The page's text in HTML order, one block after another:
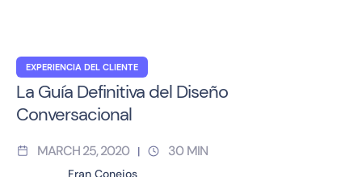
EXPERIENCIA DEL CLIENTE
La Guía Definitiva del Diseño
Conversacional
MARCH 25, 2020 | 30 MIN
Fran Conejos